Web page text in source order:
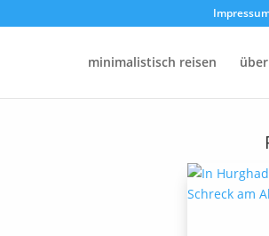
minimalistisch reisen